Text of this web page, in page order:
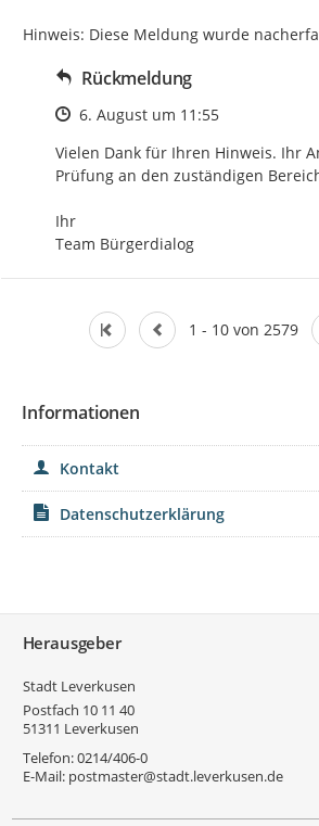
Hinweis: Diese Meldung wurde
Rückmeldung
Zeitpunkt des Erstellens
6. August um 11:55
Vielen Dank für Ihren Hinweis. Ihr
Prüfung an den zuständigen
Ihr
Team Bürgerdialog
1 - 10 von 2579
Informationen
Kontakt
Datenschutzerklärung
Herausgeber
Stadt Leverkusen
Postfach 10 11 40
51311 Leverkusen
Telefon:0214/406-0
E-Mail: postmaster@stadt.leverkusen.de